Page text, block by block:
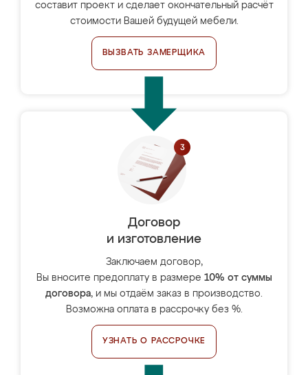
составит проект и сделает окончательный расчёт
стоимости Вашей будущей мебели.
ВЫЗВАТЬ ЗАМЕРЩИКА
Договор
и изготовление
Заключаем договор,
Вы вносите предоплату в размере 10% от суммы
договора, и мы отдаём заказ в производство.
Возможна оплата в рассрочку без %.
УЗНАТЬ О РАССРОЧКЕ